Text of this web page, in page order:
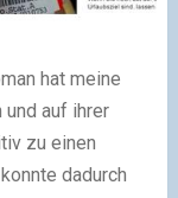
hat meine
auf ihrer
zu einen
dadurch